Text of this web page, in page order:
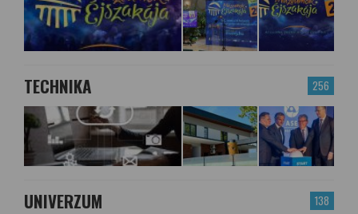
256
TECHNIKA
138
UNIVERZUM